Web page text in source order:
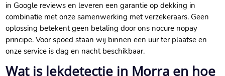
in Google reviews en leveren een garantie op dekking in
combinatie met onze samenwerking met verzekeraars. Geen
oplossing betekent geen betaling door ons nocure nopay
principe. Voor spoed staan wij binnen een uur ter plaatse en
onze service is dag en nacht beschikbaar.
Wat is lekdetectie in Morra en hoe